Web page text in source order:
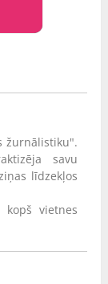
žurnālistiku".
savu
līdzekļos
kopš vietnes